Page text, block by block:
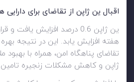
اقبال ین ژاپن از تقاضای برای دارایی
هفته افزایش یابد. این در نتیجه
تقاضای پناهگاه امن، همراه با
ژاپن و کاهش مشکلات زنجیره